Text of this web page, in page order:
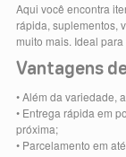
Aqui você encontra
rápida, suplementos,
muito mais. Ideal
Vantagens
• Além da variedade,
• Entrega rápida em
próxima;
• Parcelamento em